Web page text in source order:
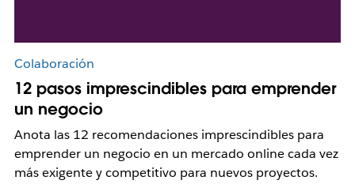
Colaboración
12 pasos imprescindibles para emprender
un negocio
Anota las 12 recomendaciones imprescindibles para
emprender un negocio en un mercado online cada vez
más exigente y competitivo para nuevos proyectos.